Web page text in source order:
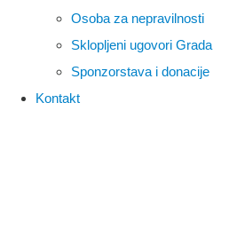
Osoba za nepravilnosti
Sklopljeni ugovori Grada
Sponzorstava i donacije
Kontakt